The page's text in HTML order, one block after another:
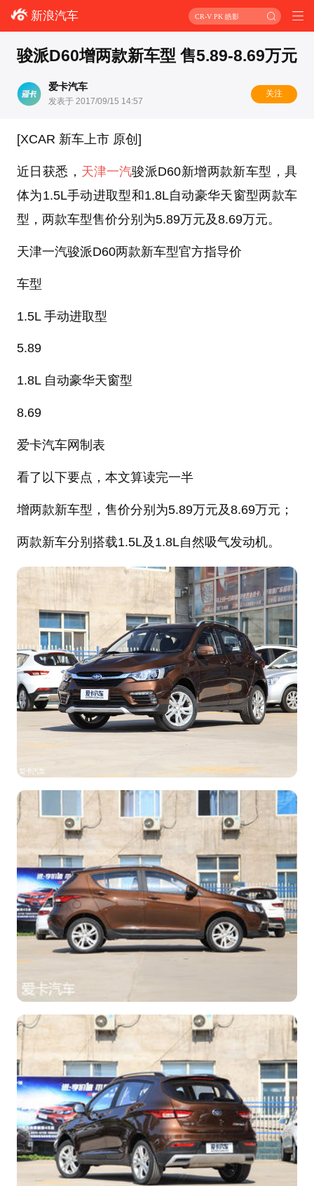
新浪汽车 CR-V PK 皓影
骏派D60增两款新车型 售5.89-8.69万元
爱卡汽车
发表于 2017/09/15 14:57
关注
[XCAR 新车上市 原创]
近日获悉， 天津一汽骏派D60新增两款新车型，具
体为1.5L手动进取型和1.8L自动豪华天窗型两款车
型，两款车型售价分别为5.89万元及8.69万元。
天津一汽骏派D60两款新车型官方指导价
车型
1.5L 手动进取型
5.89
1.8L 自动豪华天窗型
8.69
爱卡汽车网制表
看了以下要点，本文算读完一半
增两款新车型，售价分别为5.89万元及8.69万元；
两款新车分别搭载1.5L及1.8L自然吸气发动机。